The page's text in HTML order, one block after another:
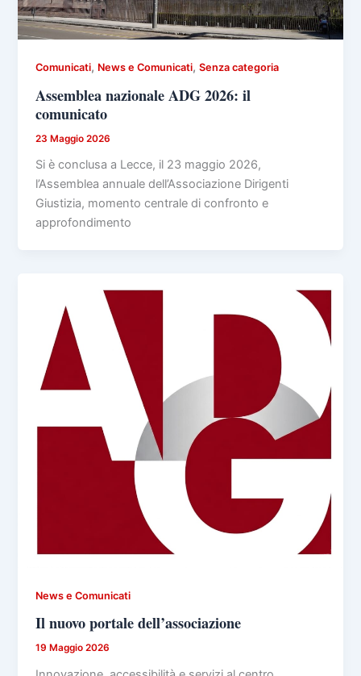
Comunicati, News e Comunicati,Senza categoria
Assemblea nazionale ADG 2026: il
comunicato
23 Maggio 2026
Si è conclusa a Lecce, il 23 maggio 2026,
l’Assemblea annuale dell’Associazione Dirigenti
Giustizia, momento centrale di confronto e
approfondimento
News e Comunicati
Il nuovo portale dell’associazione
19 Maggio 2026